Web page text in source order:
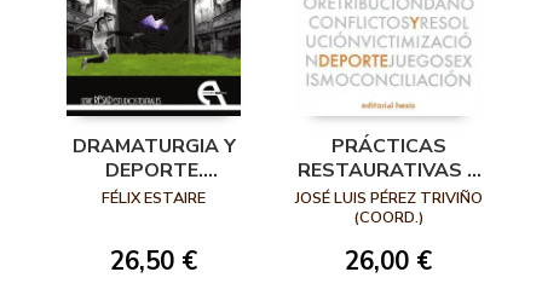
DRAMATURGIA Y
DEPORTE.
PROCEDIMIENTOS
ESTADIOS Y
FÉLIX ESTAIRE
26,50 €
PRÁCTICAS
RESTAURATIVAS Y
DEPORTE
JOSÉ LUIS PÉREZ TRIVIÑO
(COORD.)
26,00 €